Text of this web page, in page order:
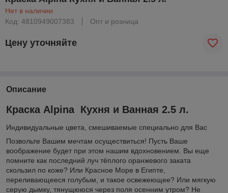
Нет в наличии
Код: 4810949007383
Опт и розница
Цену уточняйте
Описание
Краска Alpina Кухня и Ванная 2.5 л.
Индивидуальные цветa, смешиваемые специально для Вас
Позвольте Вашим мечтам осуществиться! Пусть Ваше
воображение будет при этом нашим вдохновением. Вы еще
помните как последний луч тёплого оранжевого заката
скользил по коже? Или Красное Море в Египте,
переливающееся голубым, и такое освежеющее? Или мягкую
серую дымку, тянущююся через поля осенним утром? Не